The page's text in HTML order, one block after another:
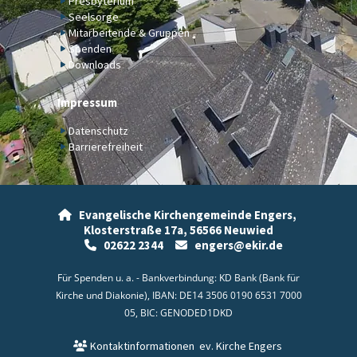
Seelsorge
Mitarbeitende & Gruppen
Spenden
Downloads
Impressum
Datenschutz
Barrierefreiheit

Evangelische Kirchengemeinde Engers,
Klosterstraße 17a, 56566 Neuwied
02622 2344 engers@ekir.de
Für Spenden u. a. - Bankverbindung: KD Bank (Bank für
Kirche und Diakonie), IBAN: DE14 3506 0190 6531 7000
05, BIC: GENODED1DKD
Kontaktinformationen ev. Kirche Engers